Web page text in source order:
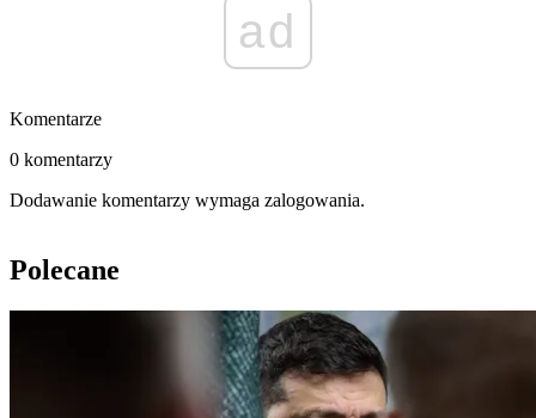
ad
Komentarze
0 komentarzy
Dodawanie komentarzy wymaga zalogowania.
Polecane